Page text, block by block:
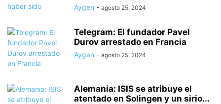
Aygen - agosto 25, 2024
Telegram: El fundador Pavel
Durov arrestado en Francia
Aygen - agosto 25, 2024
Alemania: ISIS se atribuye el
atentado en Solingen y un sirio...